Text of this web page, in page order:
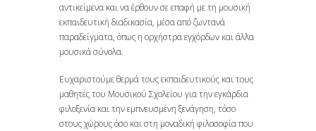
αντικείμενα και να έρθουν σε επαφή με τη μουσική
εκπαιδευτική διαδικασία, μέσα από ζωντανά
παραδείγματα, όπως η ορχήστρα εγχόρδων και άλλα
μουσικά σύνολα.
Ευχαριστούμε θερμά τους εκπαιδευτικούς και τους
μαθητές του Μουσικού Σχολείου για την εγκάρδια
φιλοξενία και την εμπνευσμένη ξενάγηση, τόσο
στους χώρους όσο και στη μοναδική φιλοσοφία που